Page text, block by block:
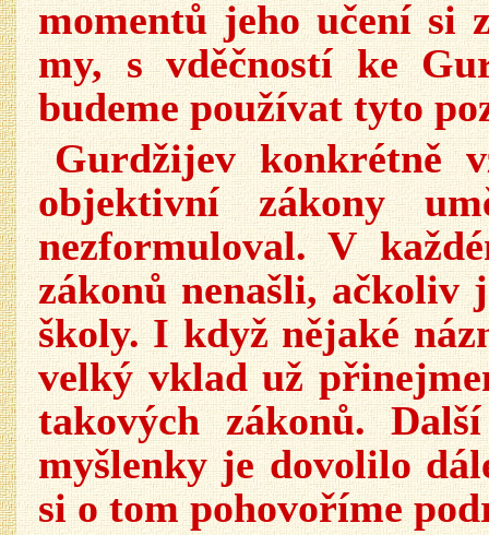
momentů jeho učení si
my, s vděčností ke
budeme používat tyto
Gurdžijev konkrétně
objektivní zákony
nezformuloval. V
zákonů nenašli, ačkoliv
školy. I když nějaké
velký vklad už
takových zákonů.
myšlenky je dovolilo
si o tom pohovoříme